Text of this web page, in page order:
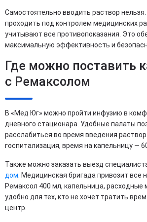
Самостоятельно вводить раствор
проходить под контролем медицинских
учитывают все противопоказания. Это
максимальную эффективность и
Где можно поставить
с Ремаксолом
В «Мед Юг» можно пройти инфузию в
дневного стационара. Удобные палаты
расслабиться во время введения
госпитализация, время на капельницу —
Также можно заказать выезд
дом . Медицинская бригада привозит все
Ремаксол 400 мл, капельница, расходные
удобно для тех, кто не хочет тратить
центр.